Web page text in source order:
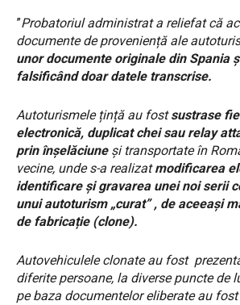
”Probatoriul administrat a reliefat că
documente de proveniență ale
unor documente originale din Spania
falsificând doar datele transcrise.
Autoturismele țință au fostsustrase
electronică, duplicat chei sau relay
prin înșelăciuneși transportate în
vecine, unde s-a realizatmodificarea
identificare și gravarea unei noi serii
unui autoturism „curat” , de aceeași
de fabricație (clone).
Autovehiculele clonate au fost
diferite persoane, la diverse puncte de
pe baza documentelor eliberate au